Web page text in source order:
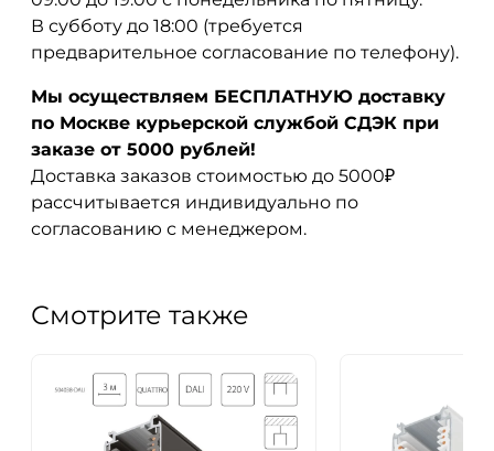
В субботу до 18:00 (требуется
предварительное согласование по телефону).
Мы осуществляем БЕСПЛАТНУЮ доставку
по Москве курьерской службой СДЭК при
заказе от 5000 рублей!
Доставка заказов стоимостью до 5000₽
рассчитывается индивидуально по
согласованию с менеджером.
Смотрите также